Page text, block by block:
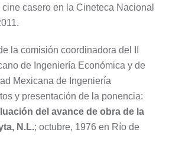
casero en la Cineteca Nacional
la comisión coordinadora del II
de Ingeniería Económica y de
Mexicana de Ingeniería
y presentación de la ponencia:
del avance de obra de la
N.L.; octubre, 1976 en Río de